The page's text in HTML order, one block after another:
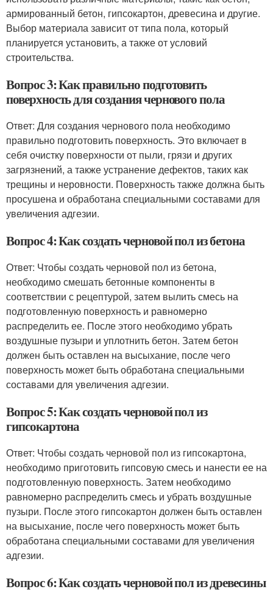
армированный бетон, гипсокартон, древесина и другие.
Выбор материала зависит от типа пола, который
планируется установить, а также от условий
строительства.
Вопрос 3: Как правильно подготовить
поверхность для создания чернового пола
Ответ: Для создания чернового пола необходимо
правильно подготовить поверхность. Это включает в
себя очистку поверхности от пыли, грязи и других
загрязнений, а также устранение дефектов, таких как
трещины и неровности. Поверхность также должна быть
просушена и обработана специальными составами для
увеличения адгезии.
Вопрос 4: Как создать черновой пол из бетона
Ответ: Чтобы создать черновой пол из бетона,
необходимо смешать бетонные компоненты в
соответствии с рецептурой, затем вылить смесь на
подготовленную поверхность и равномерно
распределить ее. После этого необходимо убрать
воздушные пузыри и уплотнить бетон. Затем бетон
должен быть оставлен на высыхание, после чего
поверхность может быть обработана специальными
составами для увеличения адгезии.
Вопрос 5: Как создать черновой пол из
гипсокартона
Ответ: Чтобы создать черновой пол из гипсокартона,
необходимо приготовить гипсовую смесь и нанести ее на
подготовленную поверхность. Затем необходимо
равномерно распределить смесь и убрать воздушные
пузыри. После этого гипсокартон должен быть оставлен
на высыхание, после чего поверхность может быть
обработана специальными составами для увеличения
адгезии.
Вопрос 6: Как создать черновой пол из древесины